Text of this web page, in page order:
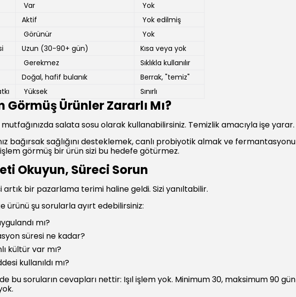
Var
Yok
Aktif
Yok edilmiş
Görünür
Yok
Uzun (30-90+ gün)
Kısa veya yok
Gerekmez
Sıklıkla kullanılır
Doğal, hafif bulanık
Berrak, "temiz"
Yüksek Sınırlı
Görmüş Ürünler Zararlı Mı?
salata sosu olarak kullanabilirsiniz. Temizlik amacıyla işe
bağırsak sağlığını desteklemek, canlı probiyotik almak ve
görmüş bir ürün sizi bu hedefe götürmez.
Okuyun, Süreci Sorun
bir pazarlama terimi haline geldi. Sizi yanıltabilir.
şu sorularla ayırt edebilirsiniz:
mı?
süresi ne kadar?
kültür var mı?
kullanıldı mı?
bu soruların cevapları nettir: Işıl işlem yok. Minimum 30, maksimum 90